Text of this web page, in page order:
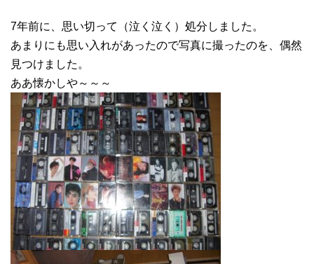
7年前に、思い切って（泣く泣く）処分しました。
あまりにも思い入れがあったので写真に撮ったのを、偶然
見つけました。
ああ懐かしや～～～